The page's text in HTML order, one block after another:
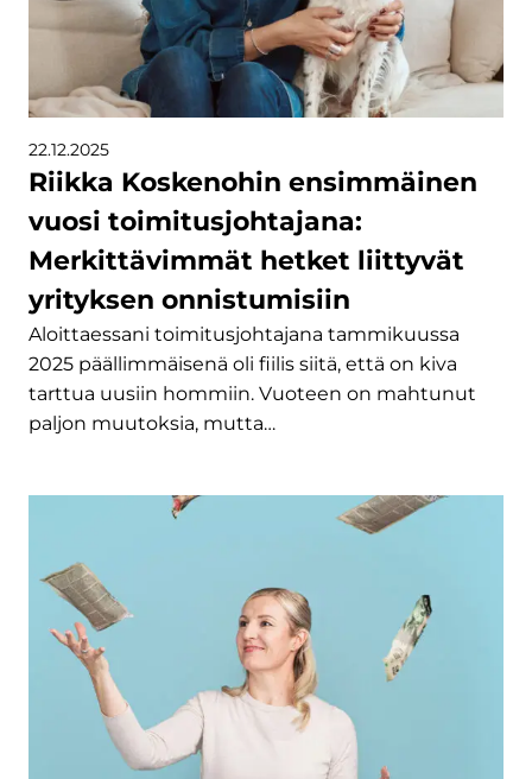
22.12.2025
Riikka Koskenohin ensimmäinen
vuosi toimitusjohtajana:
Merkittävimmät hetket liittyvät
yrityksen onnistumisiin
Aloittaessani toimitusjohtajana tammikuussa
2025 päällimmäisenä oli fiilis siitä, että on kiva
tarttua uusiin hommiin. Vuoteen on mahtunut
paljon muutoksia, mutta…